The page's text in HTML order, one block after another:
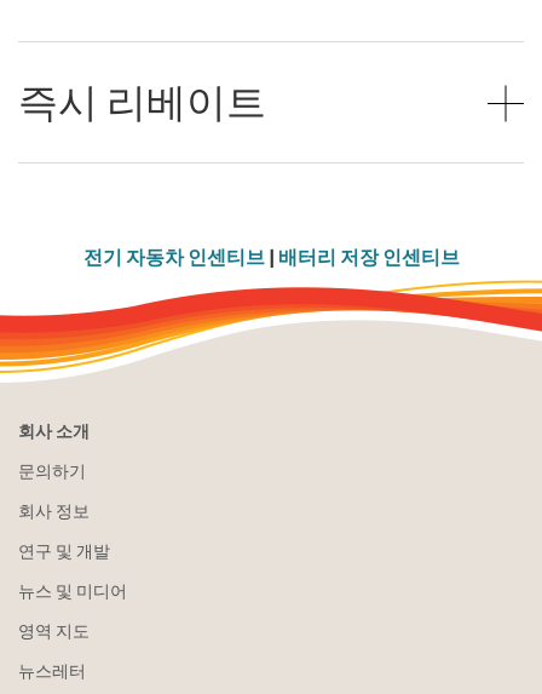
즉시 리베이트
전기 자동차 인센티브 | 배터리 저장 인센티브
회사 소개
문의하기
회사 정보
연구 및 개발
뉴스 및 미디어
영역 지도
뉴스레터